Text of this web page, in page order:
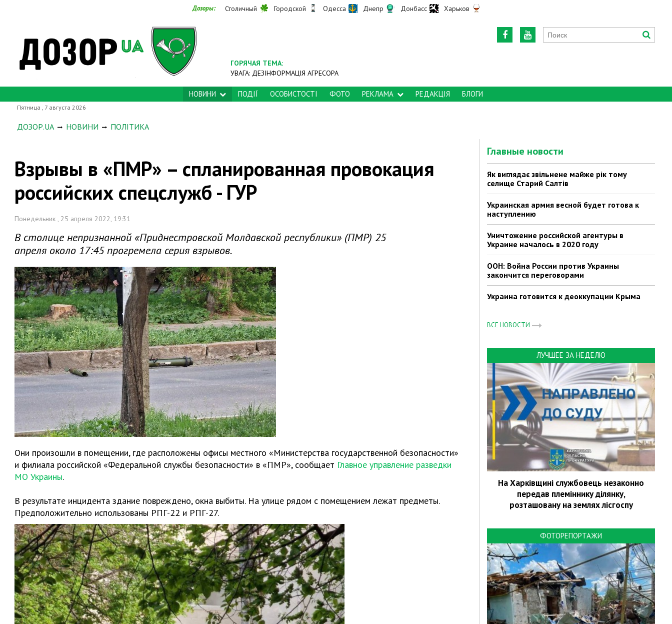
Дозоры: Столичный Городской Одесса Днепр Донбасс Харьков
ГОРЯЧАЯ ТЕМА:
УВАГА: ДЕЗІНФОРМАЦІЯ АГРЕСОРА
НОВИНИ ПОДІЇ ОСОБИСТОСТІ ФОТО РЕКЛАМА РЕДАКЦІЯ БЛОГИ
Пятница , 7 августа 2026
ДОЗОР.UA НОВИНИ ПОЛІТИКА
Взрывы в «ПМР» – спланированная провокация
российских спецслужб - ГУР
Понедельник , 25 апреля 2022, 19:31
В столице непризнанной «Приднестровской Молдавской республики» (ПМР) 25
апреля около 17:45 прогремела серия взрывов.
Они произошли в помещении, где расположены офисы местного «Министерства государственной безопасности»
и филиала российской «Федеральной службы безопасности» в «ПМР», сообщает Главное управление разведки
МО Украины.
В результате инцидента здание повреждено, окна выбиты. На улице рядом с помещением лежат предметы.
Предположительно использованы РПГ-22 и РПГ-27.
Главные новости
Як виглядає звільнене майже рік тому
селище Старий Салтів
Украинская армия весной будет готова к
наступлению
Уничтожение российской агентуры в
Украине началось в 2020 году
ООН: Война России против Украины
закончится переговорами
Украина готовится к деоккупации Крыма
ВСЕ НОВОСТИ
ЛУЧШЕЕ ЗА НЕДЕЛЮ
На Харківщині службовець незаконно
передав племіннику ділянку,
розташовану на землях лісгоспу
ФОТОРЕПОРТАЖИ